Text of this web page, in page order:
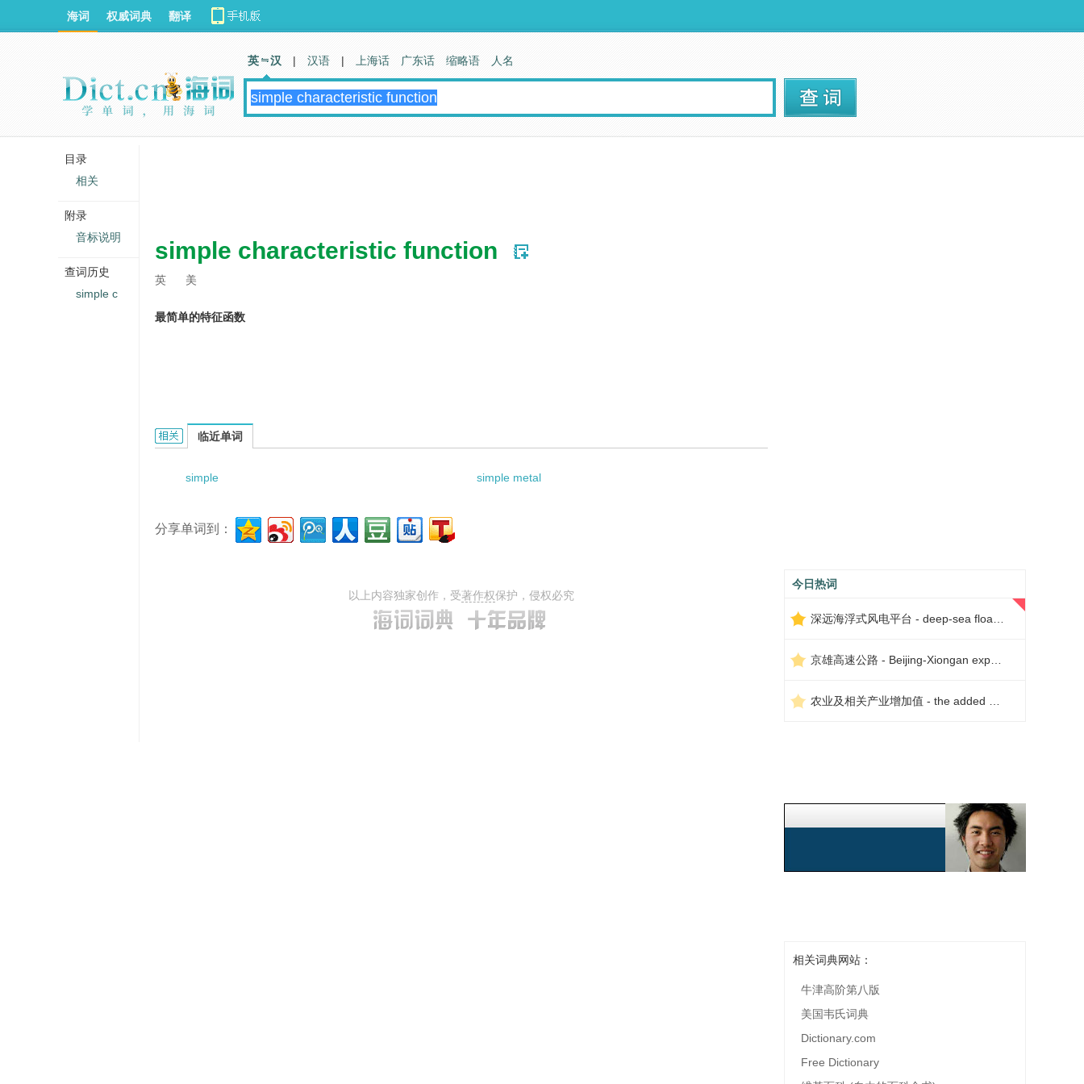
simple characteristic function
英 美
最简单的特征函数
simple characteristic function的相关资料：
临近单词
simple simple metal
分享单词到：
以上内容独家创作，受著作权保护，侵权必究
今日热词
相关词典网站：
牛津高阶第八版
美国韦氏词典
Dictionary.com
Free Dictionary
海词 权威词典 翻译
英 汉 | 汉语 | 上海话 广东话 缩略语 人名
目录
相关
附录
音标说明
查词历史
simple c